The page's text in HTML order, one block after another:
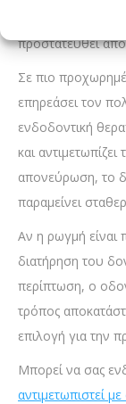
της αντοχής του,
προστατευθεί
Σε πιο
επηρεάσει τον
ενδοδοντική
και
απονεύρωση, το
παραμείνει
Αν η ρωγμή είναι
διατήρηση του
περίπτωση, ο
τρόπος
επιλογή για την
Μπορεί να σας
αντιμετωπιστεί